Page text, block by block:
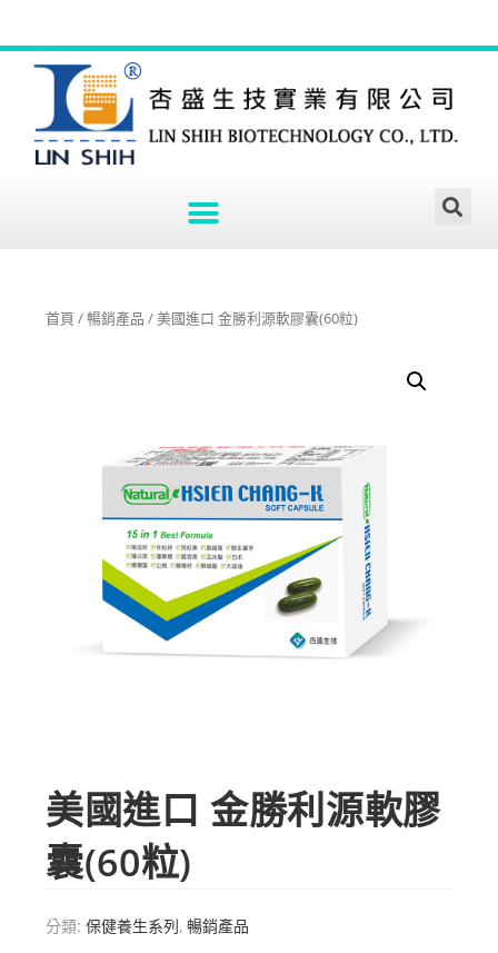
首頁 /暢銷產品 / 美國進口 金勝利源軟膠囊(60粒)
美國進口 金勝利源軟膠
囊(60粒)
分類:保健養生系列,暢銷產品